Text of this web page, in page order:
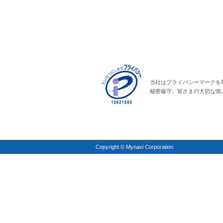
当社はプライバシーマークを
秘密厳守、皆さまの大切な個
Copyright © Mynavi Corporation